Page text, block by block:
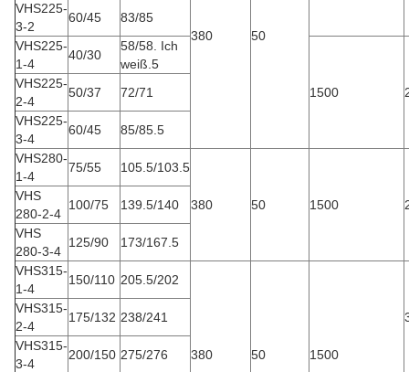
380 50
VHS225-
3-2
60/45
83/85
VHS225-
1-4
40/30
58/58. Ich
weiß.5
1500
VHS225-
2-4
50/37
72/71
VHS225-
3-4
60/45
85/85.5
VHS280-
1-4
75/55 105.5/103.5
380 50 1500
VHS
280-2-4
100/75
139.5/140
VHS
280-3-4
125/90
173/167.5
VHS315-
1-4
150/110 205.5/202
380 50 1500
VHS315-
2-4
175/132 238/241
VHS315-
3-4
200/150 275/276